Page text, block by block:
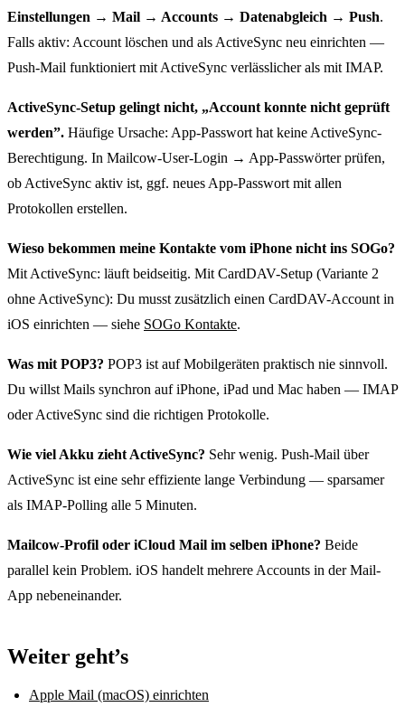
Einstellungen → Mail → Accounts → Datenabgleich → Push.
Falls aktiv: Account löschen und als ActiveSync neu einrichten —
Push-Mail funktioniert mit ActiveSync verlässlicher als mit IMAP.
ActiveSync-Setup gelingt nicht, „Account konnte nicht geprüft
werden”. Häufige Ursache: App-Passwort hat keine ActiveSync-
Berechtigung. In Mailcow-User-Login → App-Passwörter prüfen,
ob ActiveSync aktiv ist, ggf. neues App-Passwort mit allen
Protokollen erstellen.
Wieso bekommen meine Kontakte vom iPhone nicht ins SOGo?
Mit ActiveSync: läuft beidseitig. Mit CardDAV-Setup (Variante 2
ohne ActiveSync): Du musst zusätzlich einen CardDAV-Account in
iOS einrichten — siehe SOGo Kontakte.
Was mit POP3? POP3 ist auf Mobilgeräten praktisch nie sinnvoll.
Du willst Mails synchron auf iPhone, iPad und Mac haben — IMAP
oder ActiveSync sind die richtigen Protokolle.
Wie viel Akku zieht ActiveSync? Sehr wenig. Push-Mail über
ActiveSync ist eine sehr effiziente lange Verbindung — sparsamer
als IMAP-Polling alle 5 Minuten.
Mailcow-Profil oder iCloud Mail im selben iPhone? Beide
parallel kein Problem. iOS handelt mehrere Accounts in der Mail-
App nebeneinander.
Weiter geht’s
Apple Mail (macOS) einrichten